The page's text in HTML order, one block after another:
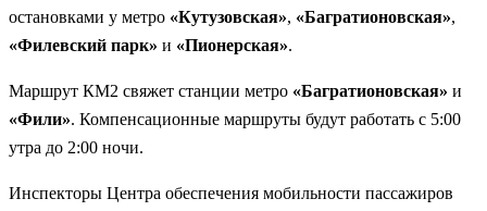
остановками у метро «Кутузовская», «Багратионовская»,
«Филевский парк» и «Пионерская».
Маршрут КМ2 свяжет станции метро «Багратионовская» и
«Фили». Компенсационные маршруты будут работать с 5:00
утра до 2:00 ночи.
Инспекторы Центра обеспечения мобильности пассажиров